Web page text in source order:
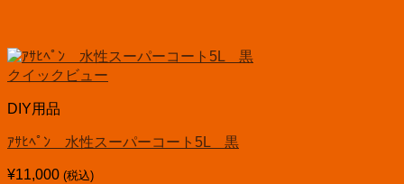
クイックビュー
DIY用品
ｱｻﾋﾍﾟﾝ 水性スーパーコート5L 黒
¥11,000 (税込)